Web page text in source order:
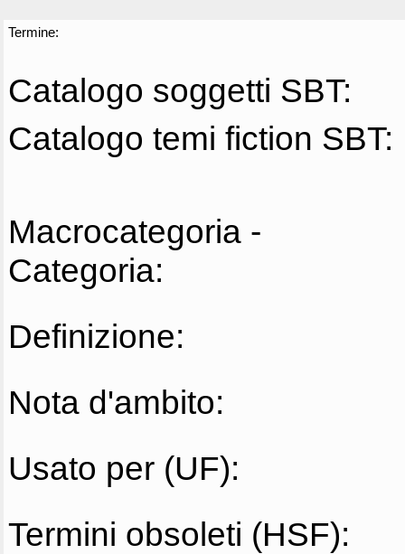
Termine:
Catalogo soggetti SBT:
Catalogo temi fiction SBT:
Macrocategoria -
Categoria:
Definizione:
Nota d'ambito:
Usato per (UF):
Termini obsoleti (HSF):